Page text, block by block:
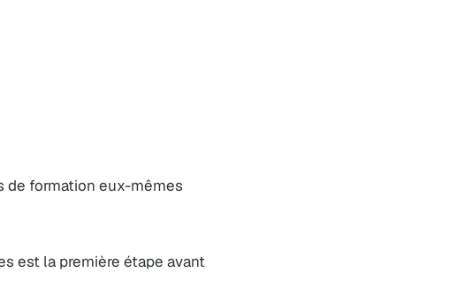
de formation eux-mêmes
est la première étape avant